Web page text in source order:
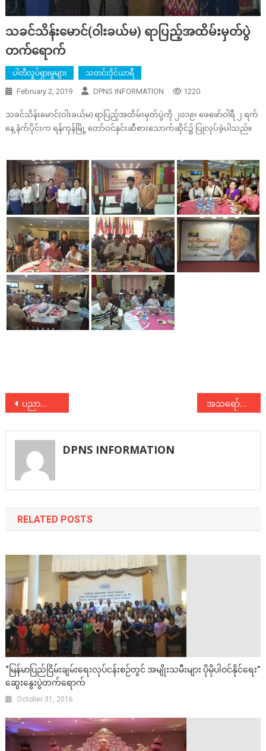
သခင်သိန်းမောင်(ဝါးခယ်မ) ရာပြည့်အထိမ်းမှတ်ပွဲ
တက်ရောက်
ပါတီလှုပ်ရှားမှုများ သတင်းဒိုင်ယာရီ
February 2, 2019 DPNS INFORMATION 1220
သခင်သိန်းမောင်(ဝါးခယ်မ) ရာပြည့်အထိမ်းမှတ်ပွဲကို ၂၀၁၉၊ ဖေဖော်ဝါရီ ၂ ရက်
နေ့ နံက်ပိုင်းက ရန်ကုန်မြို့ တော်ဝင်နှင်းဆီစားသောက်ဆိုင်၌ ပြုလုပ်ခဲ့ပါသည်။
Post
navigation
ပညာရေးမူဝါဒဆိုင်ရာဆွေးနွေးပွဲ ပြုလုပ် အသရော်နှင့် ဇီးပွဲကျေးရွာအုပ်စုအပါအဝင် ကျေးရွာလေးရွာရှိ တောင်သူလယ်သမားများနှင့် တွေ့ဆုံဆွေးနွေး
DPNS INFORMATION
RELATED POSTS
“မြန်မာပြည်ငြိမ်းချမ်းရေးလုပ်ငန်းစဉ်တွင် အမျိုးသမီးများ ပိုမိုပါဝင်နိုင်ရေး”
ဆွေးနွေးပွဲတက်ရောက်
October 31, 2016